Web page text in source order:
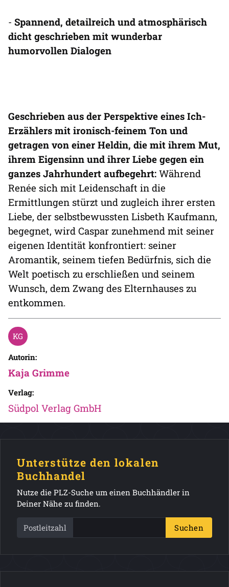
- Spannend, detailreich und atmosphärisch
dicht geschrieben mit wunderbar
humorvollen Dialogen
Geschrieben aus der Perspektive eines Ich-
Erzählers mit ironisch-feinem Ton und
getragen von einer Heldin, die mit ihrem Mut,
ihrem Eigensinn und ihrer Liebe gegen ein
ganzes Jahrhundert aufbegehrt: Während
Renée sich mit Leidenschaft in die
Ermittlungen stürzt und zugleich ihrer ersten
Liebe, der selbstbewussten Lisbeth Kaufmann,
begegnet, wird Caspar zunehmend mit seiner
eigenen Identität konfrontiert: seiner
Aromantik, seinem tiefen Bedürfnis, sich die
Welt poetisch zu erschließen und seinem
Wunsch, dem Zwang des Elternhauses zu
entkommen.
Autorin:
Kaja Grimme
Verlag:
Südpol Verlag GmbH
Unterstütze den lokalen
Buchhandel
Nutze die PLZ-Suche um einen Buchhändler in
Deiner Nähe zu finden.
Postleitzahl Suchen